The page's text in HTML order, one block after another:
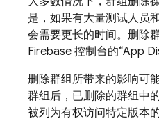
是，如果有大量测试人员
会需要更长的时间。删除
Firebase 控制台的“App
删除群组所带来的影响可
群组后，已删除的群组中
被列为有权访问特定版本的